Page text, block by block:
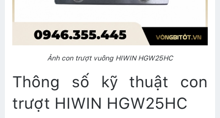
Ảnh con trượt vuông HIWIN HGW25HC
Thông số kỹ thuật con
trượt HIWIN HGW25HC